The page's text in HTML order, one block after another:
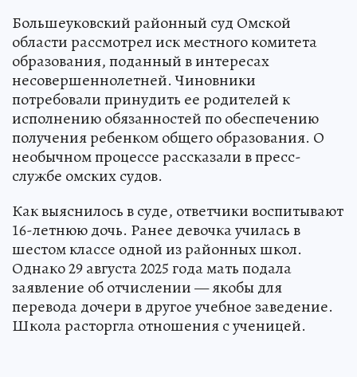
Большеуковский районный суд Омской
области рассмотрел иск местного комитета
образования, поданный в интересах
несовершеннолетней. Чиновники
потребовали принудить ее родителей к
исполнению обязанностей по обеспечению
получения ребенком общего образования. О
необычном процессе рассказали в пресс-
службе омских судов.
Как выяснилось в суде, ответчики воспитывают
16-летнюю дочь. Ранее девочка училась в
шестом классе одной из районных школ.
Однако 29 августа 2025 года мать подала
заявление об отчислении — якобы для
перевода дочери в другое учебное заведение.
Школа расторгла отношения с ученицей.